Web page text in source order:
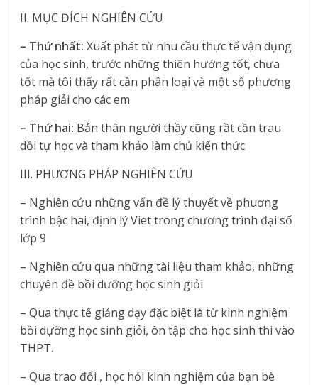
II. MỤC ĐÍCH NGHIÊN CỨU
– Thứ nhất: Xuất phát từ nhu cầu thực tế vận dụng
của học sinh, trước những thiên hướng tốt, chưa
tốt mà tôi thấy rất cần phân loại và một số phương
pháp giải cho các em
– Thứ hai: Bản thân người thầy cũng rầt cần trau
dồi tự học và tham khảo làm chủ kiến thức
III. PHƯƠNG PHÁP NGHIÊN CỨU
– Nghiên cứu những vấn đề lý thuyết về phuơng
trình bậc hai, định lý Viet trong chương trình đại số
lớp 9
– Nghiên cứu qua những tài liệu tham khảo, những
chuyên đề bồi dưỡng học sinh giỏi
– Qua thực tế giảng dạy đặc biệt là từ kinh nghiệm
bồi dựỡng học sinh giỏi, ôn tập cho học sinh thi vào
THPT.
– Qua trao đổi , học hỏi kinh nghiệm của bạn bè